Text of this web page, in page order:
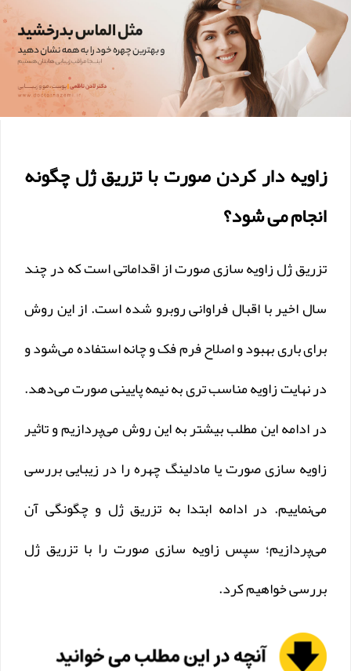
زاویه دار کردن صورت با تزریق ژل چگونه
انجام می شود؟
تزریق ژل زاویه سازی صورت از اقداماتی است که در چند
سال اخیر با اقبال فراوانی روبرو شده است. از این روش
برای باری بهبود و اصلاح فرم فک و چانه استفاده می‌شود و
در نهایت زاویه مناسب تری به نیمه پایینی صورت می‌دهد.
در ادامه این مطلب بیشتر به این روش می‌پردازیم و تاثیر
زاویه سازی صورت یا مادلینگ چهره را در زیبایی بررسی
می‌نماییم. در ادامه ابتدا به تزریق ژل و چگونگی آن
می‌پردازیم؛ سپس زاویه سازی صورت را با تزریق ژل
بررسی خواهیم کرد.